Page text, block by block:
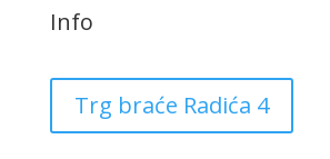
Info
Trg braće Radića 4